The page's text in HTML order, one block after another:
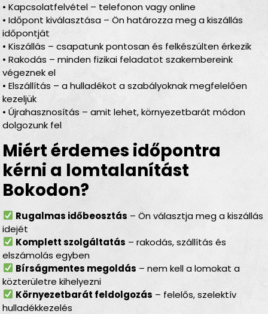
• Kapcsolatfelvétel – telefonon vagy online
• Időpont kiválasztása – Ön határozza meg a kiszállás
időpontját
• Kiszállás – csapatunk pontosan és felkészülten érkezik
• Rakodás – minden fizikai feladatot szakembereink
végeznek el
• Elszállítás – a hulladékot a szabályoknak megfelelően
kezeljük
• Újrahasznosítás – amit lehet, környezetbarát módon
dolgozunk fel
Miért érdemes időpontra
kérni a lomtalanítást
Bokodon?
Rugalmas időbeosztás – Ön választja meg a kiszállás
idejét
Komplett szolgáltatás – rakodás, szállítás és
elszámolás egyben
Bírságmentes megoldás – nem kell a lomokat a
közterületre kihelyezni
Környezetbarát feldolgozás – felelős, szelektív
hulladékkezelés